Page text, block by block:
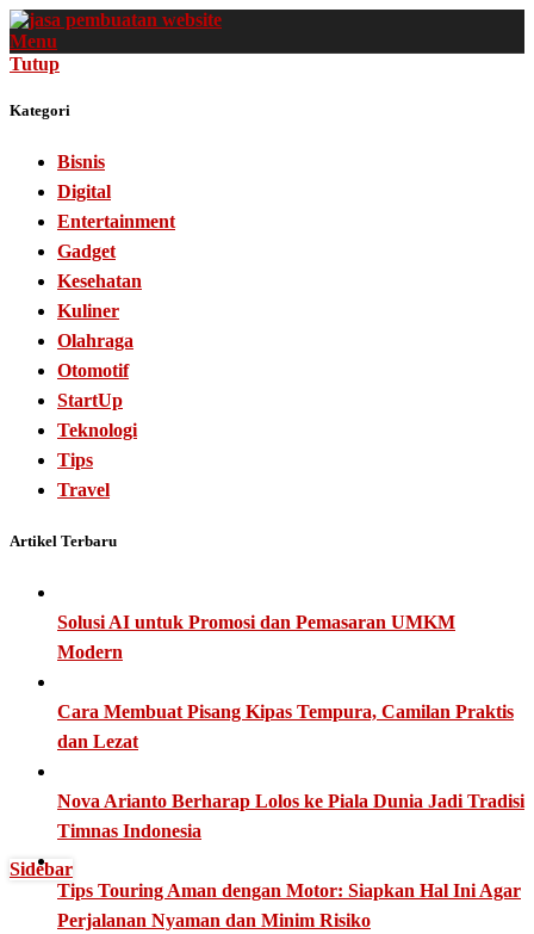
Menu
Tutup
Kategori
Bisnis
Digital
Entertainment
Gadget
Kesehatan
Kuliner
Olahraga
Otomotif
StartUp
Teknologi
Tips
Travel
Artikel Terbaru
Solusi AI untuk Promosi dan Pemasaran UMKM
Modern
Cara Membuat Pisang Kipas Tempura, Camilan Praktis
dan Lezat
Nova Arianto Berharap Lolos ke Piala Dunia Jadi Tradisi
Timnas Indonesia
Tips Touring Aman dengan Motor: Siapkan Hal Ini Agar
Perjalanan Nyaman dan Minim Risiko
Sidebar